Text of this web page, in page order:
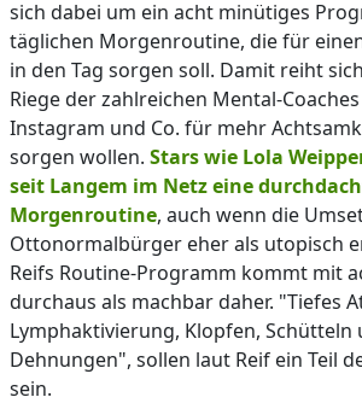
sich dabei um ein acht minütiges
täglichen Morgenroutine, die für
in den Tag sorgen soll. Damit reiht
Riege der zahlreichen Mental-
Instagram und Co. für mehr
sorgen wollen. Stars wie Lola
seit Langem im Netz eine
Morgenroutine, auch wenn die
Ottonormalbürger eher als utopisch
Reifs Routine-Programm kommt mit
durchaus als machbar daher. "Tiefes
Lymphaktivierung, Klopfen, Schütteln
Dehnungen", sollen laut Reif ein Teil
sein.